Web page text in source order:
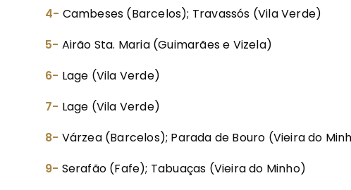
4- Cambeses (Barcelos); Travassós (Vila Verde)
5- Airão Sta. Maria (Guimarães e Vizela)
6- Lage (Vila Verde)
7- Lage (Vila Verde)
8- Várzea (Barcelos); Parada de Bouro (Vieira do
9- Serafão (Fafe); Tabuaças (Vieira do Minho)